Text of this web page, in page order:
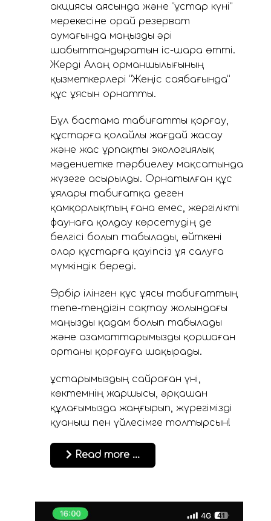
акциясы аясында және “Құстар күні”
мерекесіне орай резерват
аумағында маңызды әрі
шабыттандыратын іс-шара өтті.
Жерді Алаң орманшылығының
қызметкерлері “Жеңіс саябағында”
құс ұясын орнатты.
Бұл бастама табиғатты қорғау,
құстарға қолайлы жағдай жасау
және жас ұрпақты экологиялық
мәдениетке тәрбиелеу мақсатында
жүзеге асырылды. Орнатылған құс
ұялары табиғатқа деген
қамқорлықтың ғана емес, жергілікті
фаунаға қолдау көрсетудің де
белгісі болып табылады, өйткені
олар құстарға қауіпсіз ұя салуға
мүмкіндік береді.
Әрбір ілінген құс ұясы табиғаттың
тепе-теңдігін сақтау жолындағы
маңызды қадам болып табылады
және азаматтарымызды қоршаған
ортаны қорғауға шақырады.
Құстарымыздың сайраған үні,
көктемнің жаршысы, әрқашан
құлағымызда жаңғырып, жүрегімізді
қуаныш пен үйлесімге толтырсын!
Read more …